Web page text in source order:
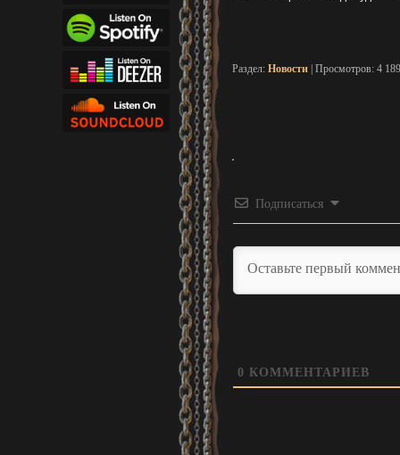
Раздел: Новости | Просмотров: 4 189
Подписаться
0 КОММЕНТАРИЕВ